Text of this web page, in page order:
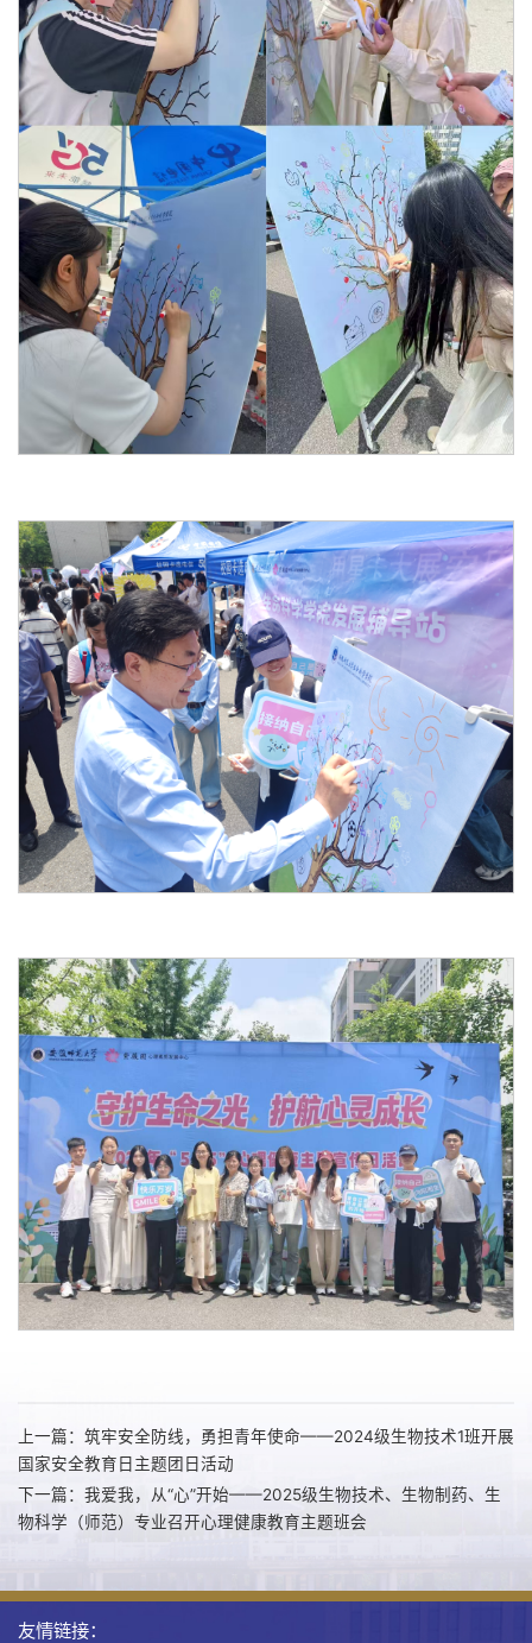
上一篇：筑牢安全防线，勇担青年使命——2024级生物技术1班开展
国家安全教育日主题团日活动
下一篇：我爱我，从“心”开始——2025级生物技术、生物制药、生
物科学（师范）专业召开心理健康教育主题班会
友情链接：